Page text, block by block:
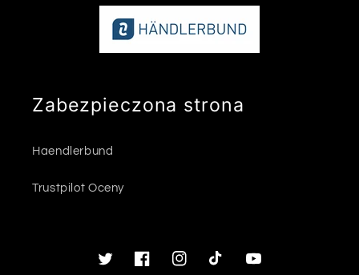
Zabezpieczona strona
Haendlerbund
Trustpilot Oceny
TwitterFacebookInstagramTikTok Youtube